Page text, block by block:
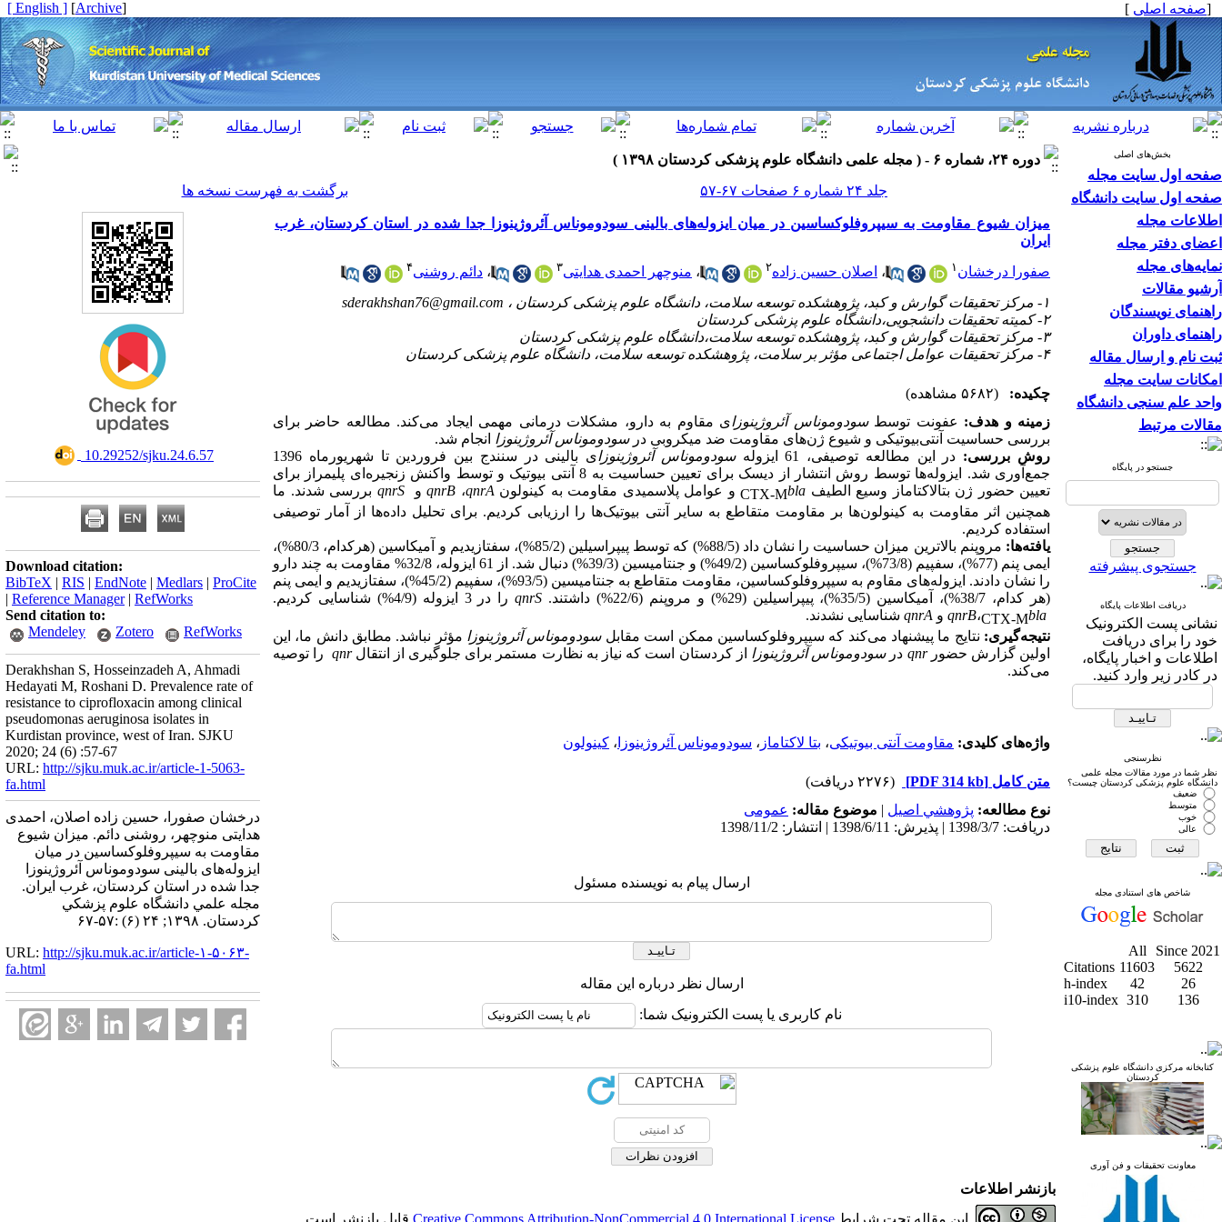
[صفحه اصلی ]
[
Archive
]
[ English ]
بخش‌های اصلی
صفحه اول سایت مجله
صفحه اول سایت دانشگاه
اطلاعات مجله
اعضای دفتر مجله
نمایه‌های مجله
آرشیو مقالات
راهنمای نویسندگان
راهنمای داوران
ثبت نام و ارسال مقاله
امکانات سایت مجله
واحد علم سنجی دانشگاه
مقالات مرتبط
جستجو در پایگاه
جستجوی پیشرفته
دریافت اطلاعات پایگاه
نشانی پست الکترونیک
خود را برای دریافت
اطلاعات و اخبار پایگاه،
در کادر زیر وارد کنید.
نظرسنجی
نظر شما در مورد مقالات مجله علمی
دانشگاه علوم پزشکی کردستان چیست؟
ضعیف
متوسط
خوب
عالی
شاخص های استنادی مجله
All
Since 2021
Citations 11603
5622
h-index
42
26
i10-index 310 136
کتابخانه مرکزی دانشگاه علوم پزشکی
کردستان
معاونت تحقیقات و فن آوری
دوره ۲۴، شماره ۶ - ( مجله علمی دانشگاه علوم پزشکی کردستان ۱۳۹۸ )
جلد ۲۴ شماره ۶ صفحات ۶۷-۵۷
برگشت به فهرست نسخه ها
میزان شیوع مقاومت به سیپروفلوکساسین در میان ایزوله‌های بالینی سودوموناس آئروژینوزا جدا شده در استان کردستان، غرب
ایران
صفورا درخشان ۱ ، اصلان حسین زاده۲ ، منوچهر احمدی هدایتی۳ ، دائم روشنی۴
۱- مرکز تحقیقات گوارش و کبد، پژوهشکده توسعه سلامت، دانشگاه علوم پزشکی کردستان ،
sderakhshan76@gmail.com
۲- کمیته تحقیقات دانشجویی،دانشگاه علوم پزشکی کردستان
۳- مرکز تحقیقات گوارش و کبد، پژوهشکده توسعه سلامت،دانشگاه علوم پزشکی کردستان
۴- مرکز تحقیقات عوامل اجتماعی مؤثر بر سلامت، پژوهشکده توسعه سلامت، دانشگاه علوم پزشکی کردستان
چکیده:
(۵۶۸۲ مشاهده)
زمینه و هدف: عفونت توسطسودوموناس آئروژینوزای مقاوم به دارو، مشکلات درمانی مهمی ایجاد می‌کند. مطالعه حاضر برای
بررسی حساسیت آنتی‌بیوتیکی و شیوع ژن‌های مقاومت ضد میکروبی درسودوموناس آئروژینوزا انجام شد.
روش بررسی: در این مطالعه توصیفی، 61 ایزوله سودوموناس آئروژینوزا
ی بالینی در سنندج بین فروردین تا شهریورماه 1396
جمع‌آوری شد. ایزوله‌ها توسط روش انتشار از دیسک برای تعیین حساسیت به 8 آنتی بیوتیک و توسط واکنش زنجیره‌ای پلیمراز برای
تعیین حضور ژن بتالاکتاماز وسیع الطیف bla
CTX-M و عوامل پلاسمیدی مقاومت به کینولون qnrA، qnrB و qnrS بررسی شدند. ما
همچنین
اثر مقاومت به کینولون‌ها بر مقاومت متقاطع به سایر آنتی بیوتیک‌ها را ارزیابی کردیم. برای تحلیل داده‌ها از آمار توصیفی
استفاده کردیم.
یافته‌ها:
مروپنم بالاترین میزان حساسیت را نشان داد (88/5%) که توسط پیپراسیلین (85/2%)، سفتازیدیم و آمیکاسین (هرکدام، 80/3%)،
ایمی پنم (77%)، سفپیم (73/8%)، سیپروفلوکساسین (49/2%) و جنتامیسین (39/3%) دنبال ‌شد. از 61 ایزوله، 32/8% مقاومت به چند دارو
را نشان دادند. ایزوله‌های مقاوم به سیپروفلوکساسین، مقاومت متقاطع به جنتامیسین (93/5%)، سفپیم (45/2%)، سفتازیدیم و ایمی پنم
(هر کدام، 38/7%)، آمیکاسین (35/5%)، پیپراسیلین (29%) و مروپنم (22/6%) داشتند.
qnrSرا در 3 ایزوله (4/9%) شناسایی‌ کردیم
.
bla
CTX-M،qnrB و qnrA شناسایی ‌نشدند.
نتیجه‌گیری: نتایج ما پیشنهاد می‌کند که سیپروفلوکساسین ممکن است مقابل سودوموناس آئروژینوزا مؤثر نباشد. مطابق دانش ما، این
اولین گزارش حضور qnr درسودوموناس آئروژینوزا از کردستان است که نیاز به نظارت مستمر برای جلوگیری از انتقال qnr را توصیه
می‌کند.
واژه‌های کلیدی: مقاومت آنتی بیوتیکی، بتا لاکتاماز ، سودوموناس آئروژینوزا ، کینولون
متن کامل [PDF 314 kb]
(۲۲۷۶ دریافت)
نوع مطالعه: پژوهشي اصیل | موضوع مقاله: عمومى
دریافت: 1398/3/7 | پذیرش: 1398/6/11 | انتشار: 1398/11/2
ارسال پیام به نویسنده مسئول
ارسال نظر درباره این مقاله
نام کاربری یا پست الکترونیک شما:
‎ 10.29252/sjku.24.6.57
Download citation:
BibTeX | RIS | EndNote | Medlars | ProCite
| Reference Manager| RefWorks
Send citation to:
Mendeley
Zotero RefWorks
Derakhshan S, Hosseinzadeh A, Ahmadi
Hedayati M, Roshani D. Prevalence rate of
resistance to ciprofloxacin among clinical
pseudomonas aeruginosa isolates in
Kurdistan province, west of Iran. SJKU
2020; 24 (6) :57-67
URL: http://sjku.muk.ac.ir/article-1-5063-
fa.html
درخشان صفورا، حسین زاده اصلان، احمدی
هدایتی منوچهر، روشنی دائم. میزان شیوع
مقاومت به سیپروفلوکساسین در میان
ایزوله‌های بالینی سودوموناس آئروژینوزا
جدا شده در استان کردستان، غرب ایران.
مجله علمي دانشگاه علوم پزشكي
كردستان. ۱۳۹۸; ۲۴ (۶) :۵۷-۶۷
URL: http://sjku.muk.ac.ir/article-۱-۵۰۶۳-
fa.html
بازنشر اطلاعات
این مقاله تحت شرایط Creative Commons Attribution-NonCommercial 4.0 International License قابل بازنشر است.